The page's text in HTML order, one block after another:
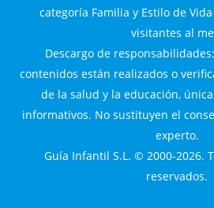
categoría Familia y Estilo de
visitantes al
Descargo de
contenidos están realizados o
de la salud y la educación,
informativos. No sustituyen el
experto.
Guía Infantil S.L. © 2000-2026.
reservados.